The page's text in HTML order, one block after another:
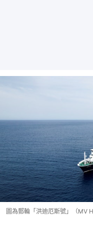
圖為郵輪「洪迪厄斯號」（MV